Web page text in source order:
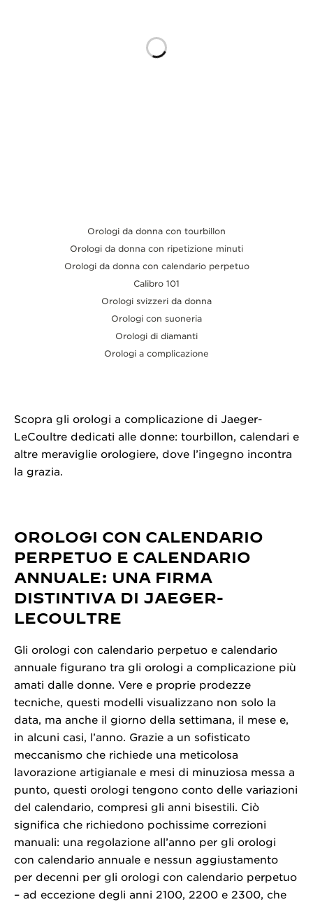
THE STELLAR ODYSSEY
Orologi da donna con tourbillon
Orologi da donna con ripetizione minuti
Orologi da donna con calendario perpetuo
Calibro 101
Orologi svizzeri da donna
Orologi con suoneria
Orologi di diamanti
Orologi a complicazione
Scopra gli orologi a complicazione di Jaeger-
LeCoultre dedicati alle donne: tourbillon, calendari e
altre meraviglie orologiere, dove l’ingegno incontra
la grazia.
OROLOGI CON CALENDARIO
PERPETUO E CALENDARIO
ANNUALE: UNA FIRMA
DISTINTIVA DI JAEGER-
LECOULTRE
Gli orologi con calendario perpetuo e calendario
annuale figurano tra gli orologi a complicazione più
amati dalle donne. Vere e proprie prodezze
tecniche, questi modelli visualizzano non solo la
data, ma anche il giorno della settimana, il mese e,
in alcuni casi, l’anno. Grazie a un sofisticato
meccanismo che richiede una meticolosa
lavorazione artigianale e mesi di minuziosa messa a
punto, questi orologi tengono conto delle variazioni
del calendario, compresi gli anni bisestili. Ciò
significa che richiedono pochissime correzioni
manuali: una regolazione all’anno per gli orologi
con calendario annuale e nessun aggiustamento
per decenni per gli orologi con calendario perpetuo
– ad eccezione degli anni 2100, 2200 e 2300, che